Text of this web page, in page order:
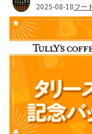
2025-08-18フー